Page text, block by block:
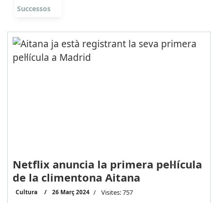
Successos
Netflix anuncia la primera pel·lícula
de la climentona Aitana
Cultura 26 Març 2024 Visites: 757